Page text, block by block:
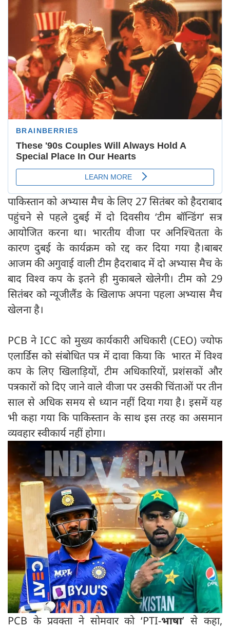
पाकिस्तान को अभ्यास मैच के लिए 27 सितंबर को हैदराबाद
पहुंचने से पहले दुबई में दो दिवसीय ‘टीम बॉन्डिंग’ सत्र
आयोजित करना था। भारतीय वीजा पर अनिश्चितता के
कारण दुबई के कार्यक्रम को रद्द कर दिया गया है।बाबर
आजम की अगुवाई वाली टीम हैदराबाद में दो अभ्यास मैच के
बाद विश्व कप के इतने ही मुकाबले खेलेगी। टीम को 29
सितंबर को न्यूजीलैंड के खिलाफ अपना पहला अभ्यास मैच
खेलना है।
PCB ने ICC को मुख्य कार्यकारी अधिकारी (CEO) ज्योफ
एलार्डिस को संबोधित पत्र में दावा किया कि भारत में विश्व
कप के लिए खिलाड़ियों, टीम अधिकारियों, प्रशंसकों और
पत्रकारों को दिए जाने वाले वीजा पर उसकी चिंताओं पर तीन
साल से अधिक समय से ध्यान नहीं दिया गया है। इसमें यह
भी कहा गया कि पाकिस्तान के साथ इस तरह का असमान
व्यवहार स्वीकार्य नहीं होगा।
PCB के प्रवक्ता ने सोमवार को ‘PTI-भाषा’ से कहा,